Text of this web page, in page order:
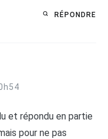
RÉPONDRE
et répondu en partie
pour ne pas